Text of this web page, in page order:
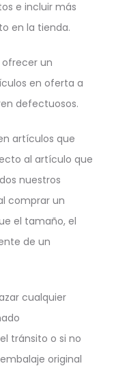
e incluir más
en la tienda.
un
en oferta a
defectuosos.
artículos que
al artículo que
nuestros
comprar un
el tamaño, el
de un
cualquier
tránsito o si no
original